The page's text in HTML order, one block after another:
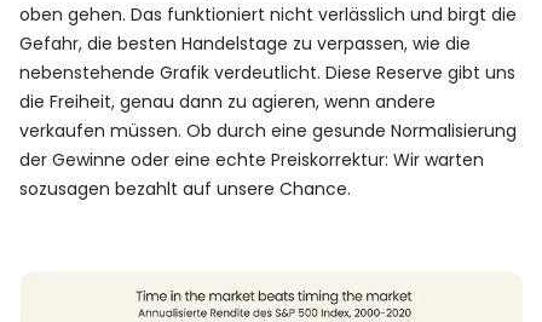
oben gehen. Das funktioniert nicht verlässlich und birgt die
Gefahr, die besten Handelstage zu verpassen, wie die
nebenstehende Grafik verdeutlicht. Diese Reserve gibt uns
die Freiheit, genau dann zu agieren, wenn andere
verkaufen müssen. Ob durch eine gesunde Normalisierung
der Gewinne oder eine echte Preiskorrektur: Wir warten
sozusagen bezahlt auf unsere Chance.